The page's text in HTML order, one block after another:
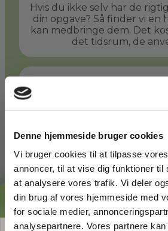
Denne hjemmeside bruger cookies
Vi bruger cookies til at tilpasse
annoncer, til at vise dig funktioner til
at analysere vores trafik. Vi deler
din brug af vores hjemmeside med
for sociale medier,
analysepartnere. Vores partnere
Hvis du ikke selv har de
din opgave? Så finder vi en
kan medbringe dem. Det
det tidsrum, de
Med havemandens
græsplæne kan f.eks. slås
havetraktor. Du og din
aftale at bruge denne
mening.
Læs mere
GRATIS
Hvad koster det